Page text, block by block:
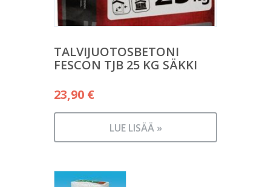
TALVIJUOTOSBETONI
FESCON TJB 25 KG SÄKKI
23,90 €
LUE LISÄÄ »